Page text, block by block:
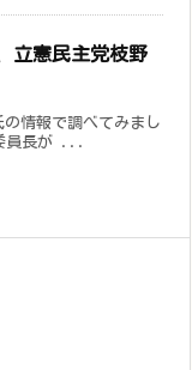
立憲民主党枝野
情報で調べてみまし
員長が ...